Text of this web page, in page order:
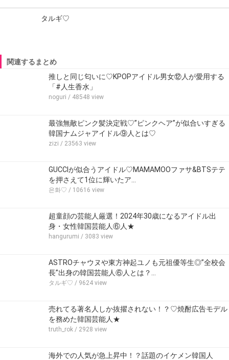
タルギ♡
関連するまとめ
推しと同じ匂いに♡KPOPアイドル男女⑫人が愛用する
「#人生香水」
noguri / 48548 view
最強無敵ピンク髪決定戦♡”ピンクヘア”が似合いすぎる
韓国ナムジャアイドル⑨人とは♡
zizi / 23563 view
GUCCIが似合うアイドル♡MAMAMOOファサ&BTSテテ
を押さえて1位に輝いたア…
은화♡ / 10616 view
超童顔の芸能人厳選！2024年30歳になるアイドル出
身・女性韓国芸能人⑥人★
hangurumi / 3083 view
ASTROチャウヌや東方神起ユノも元祖優等生◎”全校会
長”出身の韓国芸能人⑥人とは？…
タルギ♡ / 9624 view
売れてる著名人しか抜擢されない！？♡焼酎広告モデル
を務めた韓国芸能人★
truth_rok / 2928 view
海外での人気が急上昇中！？話題のイケメン韓国人